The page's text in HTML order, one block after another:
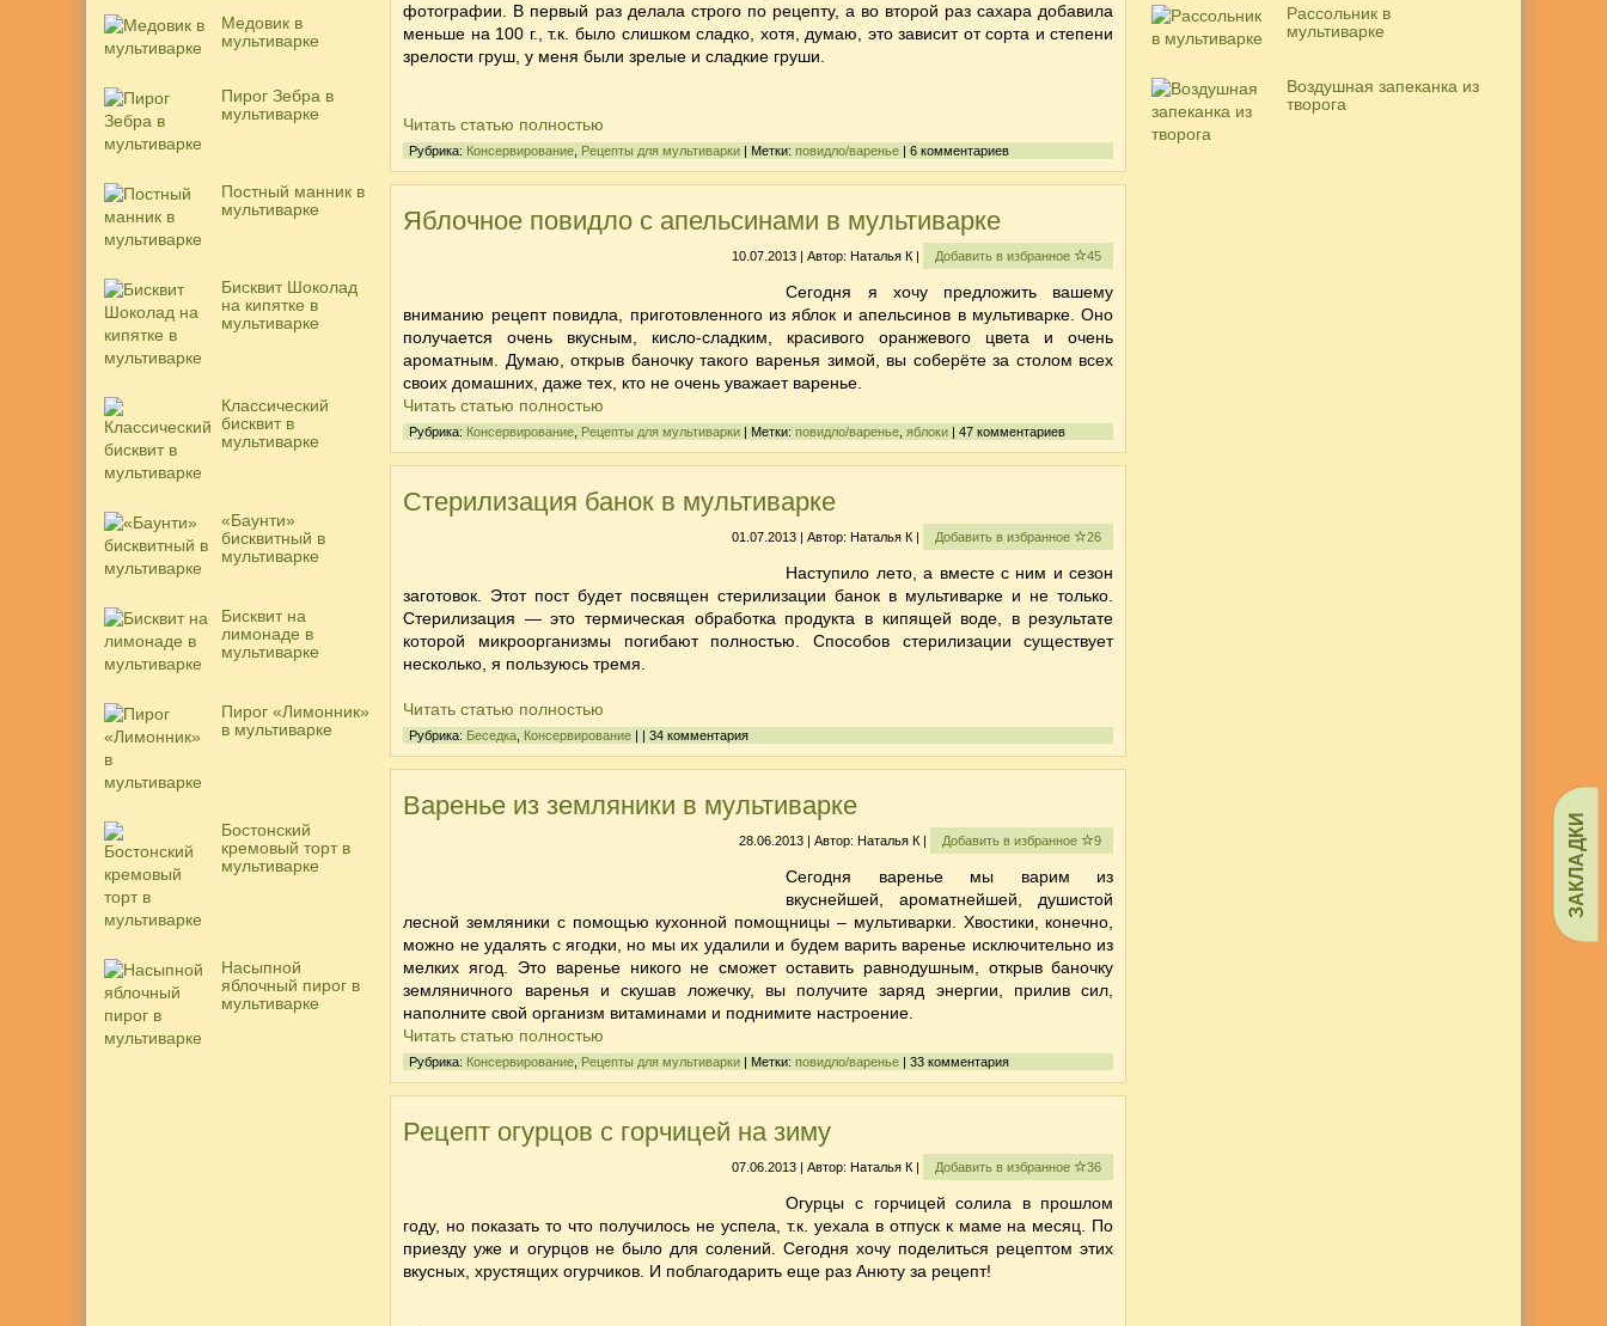
ЗАКЛАДКИ
Медовик в
мультиварке
Пирог Зебра в
мультиварке
Постный манник в
мультиварке
Бисквит Шоколад
на кипятке в
мультиварке
Классический
бисквит в
мультиварке
«Баунти»
бисквитный в
мультиварке
Бисквит на
лимонаде в
мультиварке
Пирог «Лимонник»
в мультиварке
Бостонский
кремовый торт в
мультиварке
Насыпной
яблочный пирог в
мультиварке
фотографии. В первый раз делала строго по рецепту, а во второй раз сахара добавила
меньше на 100 г., т.к. было слишком сладко, хотя, думаю, это зависит от сорта и степени
зрелости груш, у меня были зрелые и сладкие груши.
Читать статью полностью
Рубрика: Консервирование Рецепты для мультиварки | Метки:повидло/варенье | 6 комментариев
Яблочное повидло с апельсинами в мультиварке
10.07.2013 | Автор: Наталья К | Добавить в избранное 45
Сегодня я хочу предложить вашему
вниманию рецепт повидла , приготовленного из яблок и апельсинов в мультиварке. Оно
получается очень вкусным, кисло-сладким, красивого оранжевого цвета и очень
ароматным. Думаю, открыв баночку такого варенья зимой, вы соберёте за столом всех
своих домашних, даже тех, кто не очень уважает варенье.
Читать статью полностью
Рубрика: Консервирование Рецепты для мультиварки | Метки:повидло/варенье ,яблоки | 47 комментариев
Стерилизация банок в мультиварке
01.07.2013 | Автор: Наталья К | Добавить в избранное 26
Наступило лето, а вместе с ним и сезон
заготовок. Этот пост будет посвященстерилизации банок в мультиварке и не только.
Стерилизация — это термическая обработка продукта в кипящей воде, в результате
которой микроорганизмы погибают полностью. Способов стерилизации существует
несколько, я пользуюсь тремя.
Читать статью полностью
Рубрика: Беседка Консервирование | | 34 комментария
Варенье из земляники в мультиварке
28.06.2013 | Автор: Наталья К | Добавить в избранное 9
Сегодня варенье мы варим из
вкуснейшей, ароматнейшей, душистой
лесной земляники с помощью кухонной помощницы – мультиварки. Хвостики, конечно,
можно не удалять с ягодки, но мы их удалили и будем варить варенье исключительно из
мелких ягод. Это варенье никого не сможет оставить равнодушным, открыв баночку
земляничного варенья и скушав ложечку, вы получите заряд энергии, прилив сил,
наполните свой организм витаминами и поднимите настроение.
Читать статью полностью
Рубрика: Консервирование Рецепты для мультиварки | Метки:повидло/варенье | 33 комментария
Рецепт огурцов с горчицей на зиму
07.06.2013 | Автор: Наталья К | Добавить в избранное 36
Огурцы с горчицей солила в прошлом
году, но показать то что получилось не успела, т.к. уехала в отпуск к маме на месяц. По
приезду уже и огурцов не было для солений. Сегодня хочу поделиться рецептом этих
вкусных, хрустящих огурчиков. И поблагодарить еще раз Анюту за рецепт!
Рассольник в
мультиварке
Воздушная запеканка из
творога